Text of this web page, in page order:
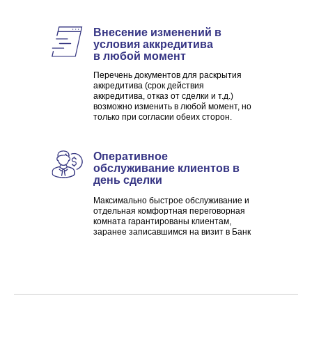
Оперативное
обслуживание клиентов в
день сделки
Внесение изменений в
условия аккредитива
в любой момент
Максимально быстрое обслуживание и
отдельная комфортная переговорная
комната гарантированы клиентам,
заранее записавшимся на визит в Банк
Перечень документов для раскрытия
аккредитива (срок действия
аккредитива, отказ от сделки и т.д.)
возможно изменить в любой момент, но
только при согласии обеих сторон.